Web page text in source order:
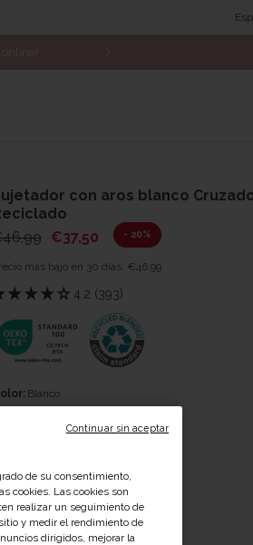
con aros blanco
€37,50 - 20%
más bajo en 30 días: €46,99
4.2 (393)
Blanco
90B Guía de tallas
de su consentimiento,
cookies. Las cookies son
realizar un seguimiento de
y medir el rendimiento de
dirigidos, mejorar la
Continuar sin aceptar